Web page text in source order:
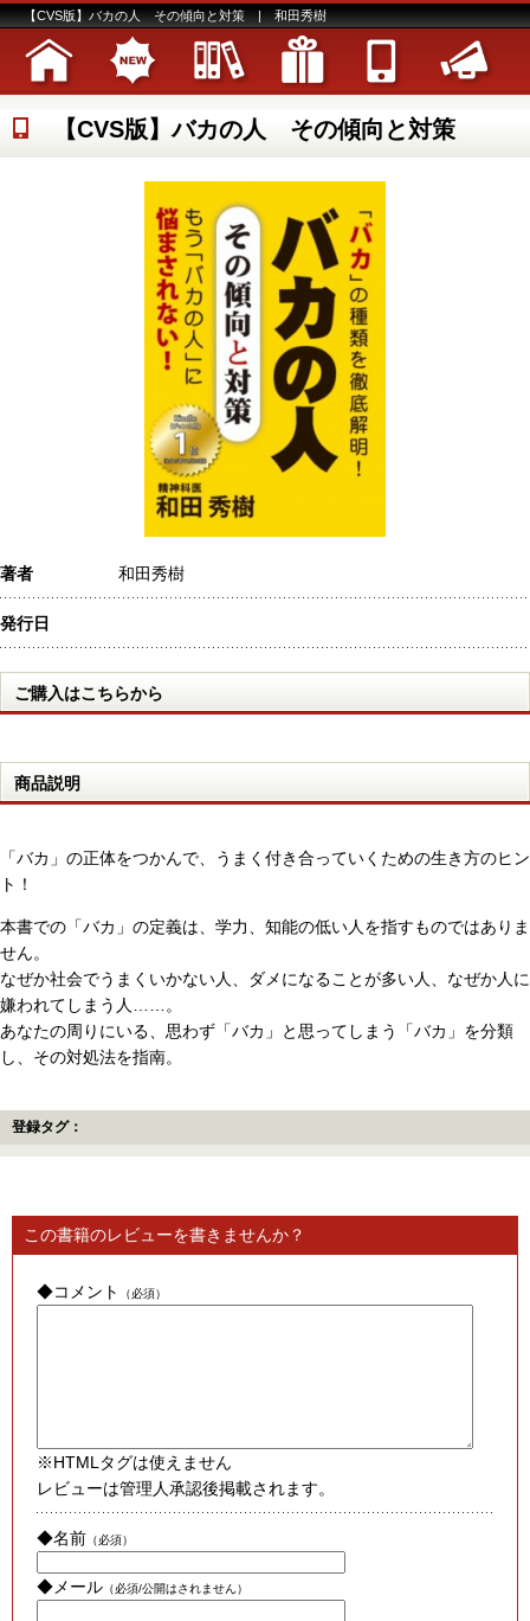
【CVS版】バカの人 その傾向と対策 | 和田秀樹
【CVS版】バカの人 その傾向と対策
著者 和田秀樹
発行日
ご購入はこちらから
商品説明
「バカ」の正体をつかんで、うまく付き合っていくための生き方のヒン
ト！
本書での「バカ」の定義は、学力、知能の低い人を指すものではありま
せん。
なぜか社会でうまくいかない人、ダメになることが多い人、なぜか人に
嫌われてしまう人……。
あなたの周りにいる、思わず「バカ」と思ってしまう「バカ」を分類
し、その対処法を指南。
登録タグ：
この書籍のレビューを書きませんか？
◆コメント （必須）
※HTMLタグは使えません
レビューは管理人承認後掲載されます。
◆名前 （必須）
◆メール （必須/公開はされません）